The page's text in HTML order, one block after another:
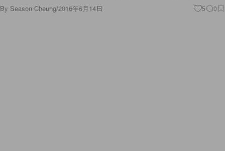
By Season Cheung/2016年6月14日 5 0